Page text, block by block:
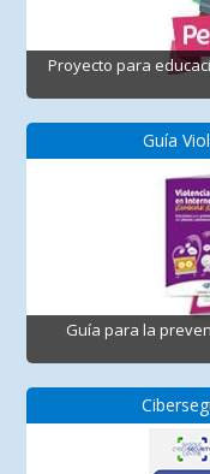
Proyecto para
Guía
Guía para la